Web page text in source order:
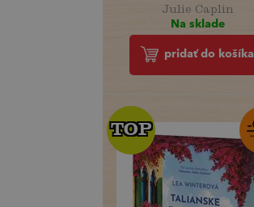
Julie Caplin
Na sklade
pridať do košíka
TOP
TOP